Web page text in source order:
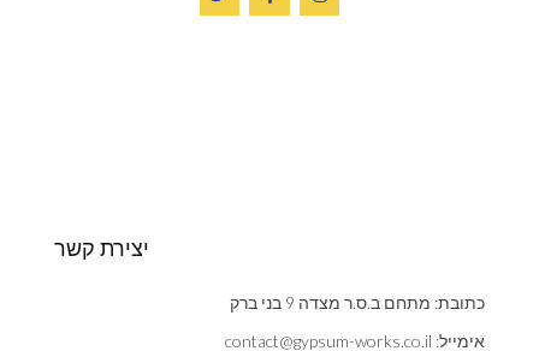
יצירת קשר
כתובת: מתחם ב.ס.ר מצדה 9 בני ברק
אימייל: contact@gypsum-works.co.il